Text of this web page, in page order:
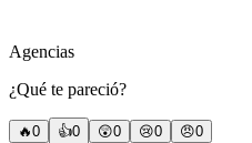
Agencias
¿Qué te pareció?
🔥0 👍0 😲0 😢0 😠0